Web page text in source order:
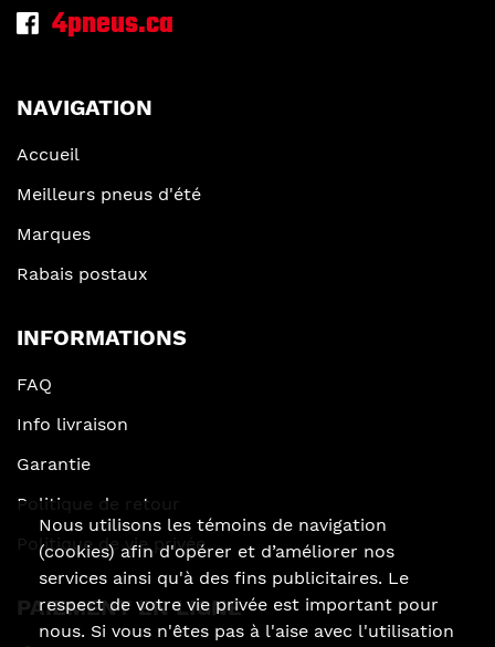
4pneus.ca
NAVIGATION
Accueil
Meilleurs pneus d'été
Marques
Rabais postaux
INFORMATIONS
FAQ
Info livraison
Garantie
Politique de retour
Politique de vie privée
PAIEMENT EN LIGNE
Nous utilisons les témoins de navigation
(cookies) afin d'opérer et d’améliorer nos
services ainsi qu'à des fins publicitaires. Le
respect de votre vie privée est important pour
nous. Si vous n'êtes pas à l'aise avec l'utilisation